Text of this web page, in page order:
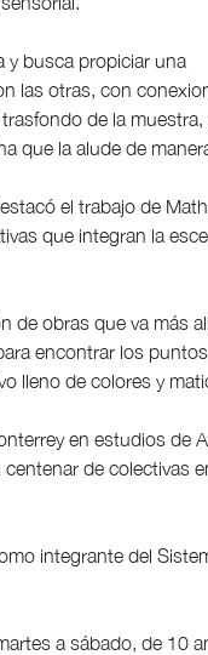
y busca propiciar una
las otras, con
de la
que la alude de
el trabajo de
que integran la
obras que va más
encontrar los
lleno de colores y
en estudios de
de colectivas
integrante del
a sábado, de 10